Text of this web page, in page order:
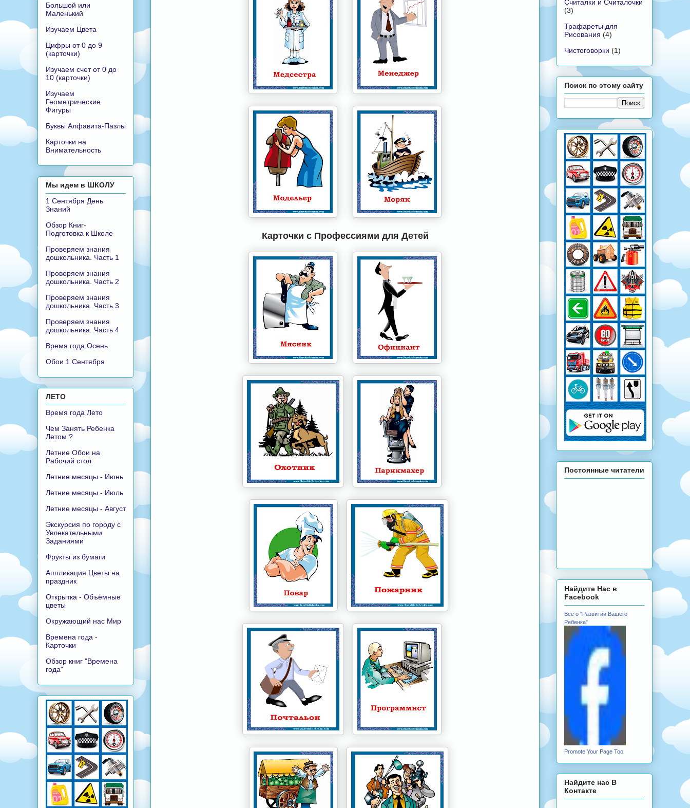
Карточки с Профессиями для Детей
Большой или
Маленький
Изучаем Цвета
Цифры от 0 до 9
(карточки)
Изучаем счет от 0 до
10 (карточки)
Изучаем
Геометрические
Фигуры
Буквы Алфавита-Пазлы
Карточки на
Внимательность
Мы идем в ШКОЛУ
1 Сентября День
Знаний
Обзор Книг-
Подготовка к Школе
Проверяем знания
дошкольника. Часть 1
Проверяем знания
дошкольника. Часть 2
Проверяем знания
дошкольника. Часть 3
Проверяем знания
дошкольника. Часть 4
Время года Осень
Обои 1 Сентября
ЛЕТО
Время года Лето
Чем Занять Ребенка
Летом ?
Летние Обои на
Рабочий стол
Летние месяцы - Июнь
Летние месяцы - Июль
Летние месяцы - Август
Экскурсия по городу с
Увлекательными
Заданиями
Фрукты из бумаги
Аппликация Цветы на
праздник
Открытка - Объёмные
цветы
Окружающий нас Мир
Времена года -
Карточки
Обзор книг "Времена
года"
Считалки и Считалочки
(3)
Трафареты для
Рисования (4)
Чистоговорки (1)
Поиск по этому сайту
Постоянные читатели
Найдите Нас в
Facebook
Все о "Развитии Вашего
Ребенка"
Promote Your Page Too
Найдите нас В
Контакте